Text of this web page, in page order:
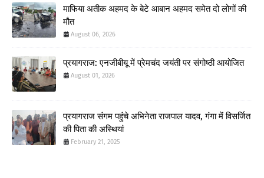
माफिया अतीक अहमद के बेटे आबान अहमद समेत दो लोगों की
मौत
August 06, 2026
प्रयागराज: एनजीबीयू में प्रेमचंद जयंती पर संगोष्ठी आयोजित
August 01, 2026
प्रयागराज संगम पहुंचे अभिनेता राजपाल यादव, गंगा में विसर्जित
की पिता की अस्थियां
February 21, 2025